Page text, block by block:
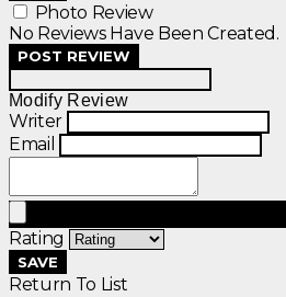
Photo Review
No Reviews Have Been Created.
POST REVIEW
Modify Review
Writer
Email
Rating
SAVE
Return To List